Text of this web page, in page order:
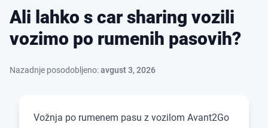
Ali lahko s car sharing vozili
vozimo po rumenih pasovih?
Nazadnje posodobljeno:avgust 3, 2026
Vožnja po rumenem pasu z vozilom Avant2Go